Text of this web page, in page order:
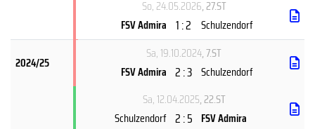
So, 24.05.2026, 27.ST
FSV Admira 1 : 2 Schulzendorf
2024/25
Sa, 19.10.2024, 7.ST
FSV Admira 2 : 3 Schulzendorf
Sa, 12.04.2025, 22.ST
Schulzendorf 2 : 5 FSV Admira